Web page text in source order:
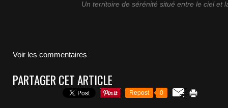
Un territoire de sérénité situé entre le ciel et
Voir les commentaires
PARTAGER CET ARTICLE
Repost 0